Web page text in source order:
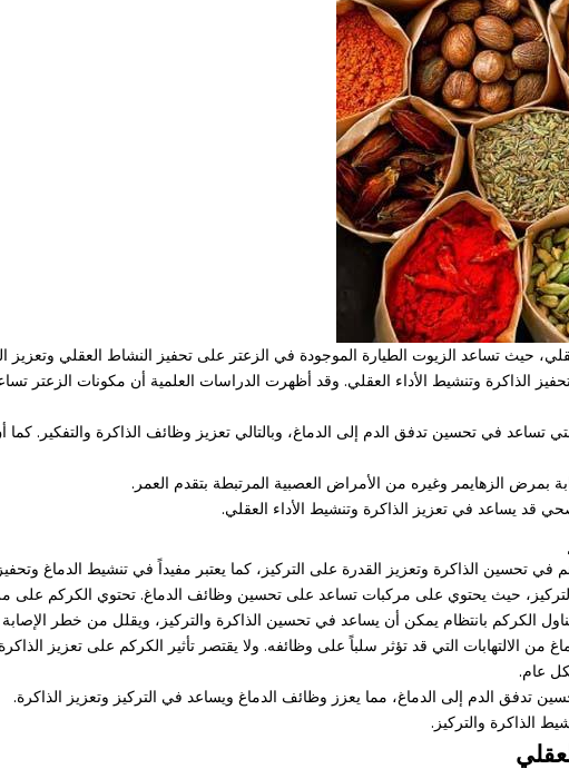
حيث تساعد الزيوت الطيارة الموجودة في الزعتر على تحفيز النشاط العقلي وتعزيز
الذاكرة وتنشيط الأداء العقلي. وقد أظهرت الدراسات العلمية أن مكونات الزعتر
تساعد في تحسين تدفق الدم إلى الدماغ، وبالتالي تعزيز وظائف الذاكرة والتفكير.
بمرض الزهايمر وغيره من الأمراض العصبية المرتبطة بتقدم العمر.
قد يساعد في تعزيز الذاكرة وتنشيط الأداء العقلي.
تحسين الذاكرة وتعزيز القدرة على التركيز، كما يعتبر مفيداً في تنشيط الدماغ
حيث يحتوي على مركبات تساعد على تحسين وظائف الدماغ. تحتوي الكركم على
الكركم بانتظام يمكن أن يساعد في تحسين الذاكرة والتركيز، ويقلل من خطر
الالتهابات التي قد تؤثر سلباً على وظائفه. ولا يقتصر تأثير الكركم على تعزيز
عام.
تدفق الدم إلى الدماغ، مما يعزز وظائف الدماغ ويساعد في التركيز وتعزيز الذاكرة.
الذاكرة والتركيز.